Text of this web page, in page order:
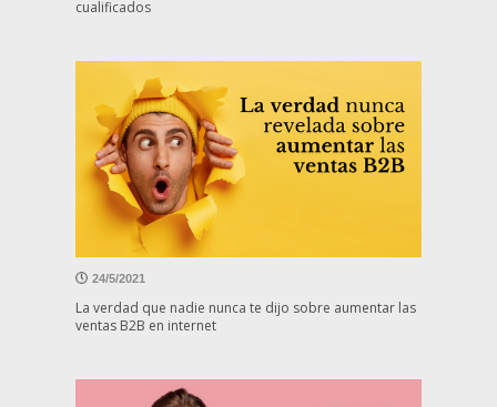
cualificados
24/5/2021
La verdad que nadie nunca te dijo sobre aumentar las
ventas B2B en internet